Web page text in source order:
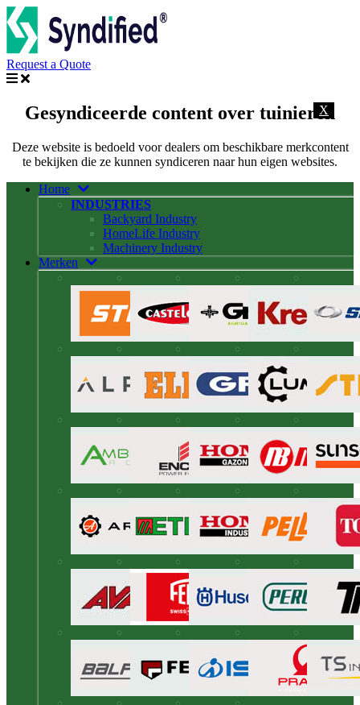
Request a Quote
X
Gesyndiceerde content over tuinieren
Deze website is bedoeld voor dealers om beschikbare merkcontent
te bekijken die ze kunnen syndiceren naar hun eigen websites.
Home
INDUSTRIES
Backyard Industry
HomeLife Industry
Machinery Industry
Merken